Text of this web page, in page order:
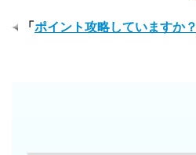
「 ポイント攻略していますか？